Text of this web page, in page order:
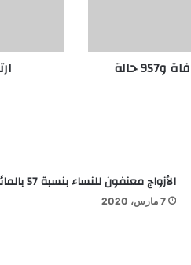
كوفيد 19: 1306 إصابة جديدة، 27 وفاة و957 حالة
الأزواج معنفون للنساء بنسبة 57 بالمائة
7 مارس، 2020